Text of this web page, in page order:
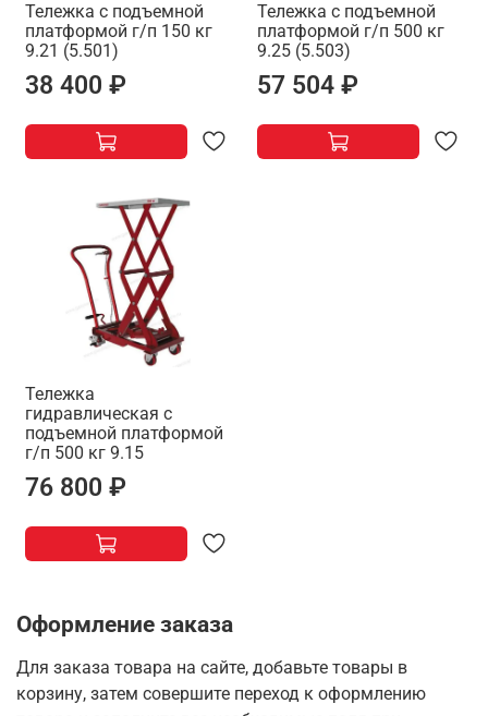
Тележка с подъемной
платформой г/п 150 кг
9.21 (5.501)
38 400 ₽
Тележка с подъемной
платформой г/п 500 кг
9.25 (5.503)
57 504 ₽
Тележка
гидравлическая с
подъемной платформой
г/п 500 кг 9.15
76 800 ₽
Оформление заказа
Для заказа товара на сайте, добавьте товары в
корзину, затем совершите переход к оформлению